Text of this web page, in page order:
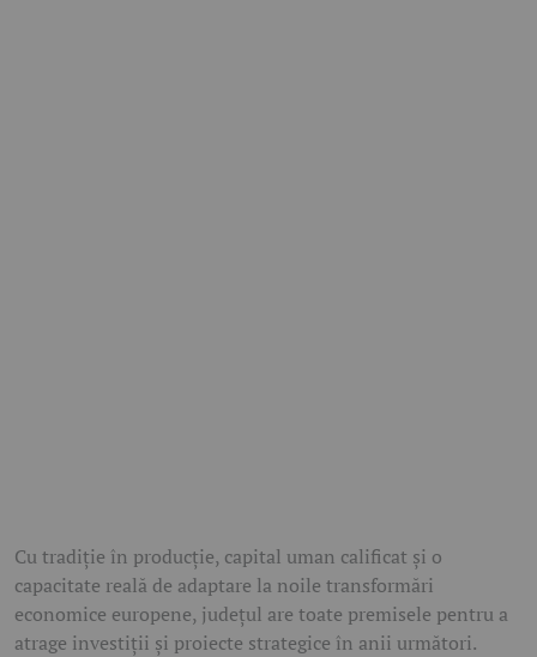
Cu tradiție în producție, capital uman calificat și o
capacitate reală de adaptare la noile transformări
economice europene, județul are toate premisele pentru a
atrage investiții și proiecte strategice în anii următori.